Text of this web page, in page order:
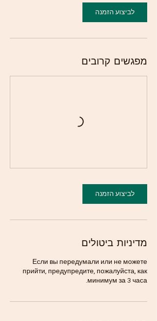
לביצוע הזמנה
מפגשים קרובים
לביצוע הזמנה
מדיניות ביטולים
Если вы передумали или не можете
прийти, предупредите, пожалуйста, как
минимум за 3 часа.